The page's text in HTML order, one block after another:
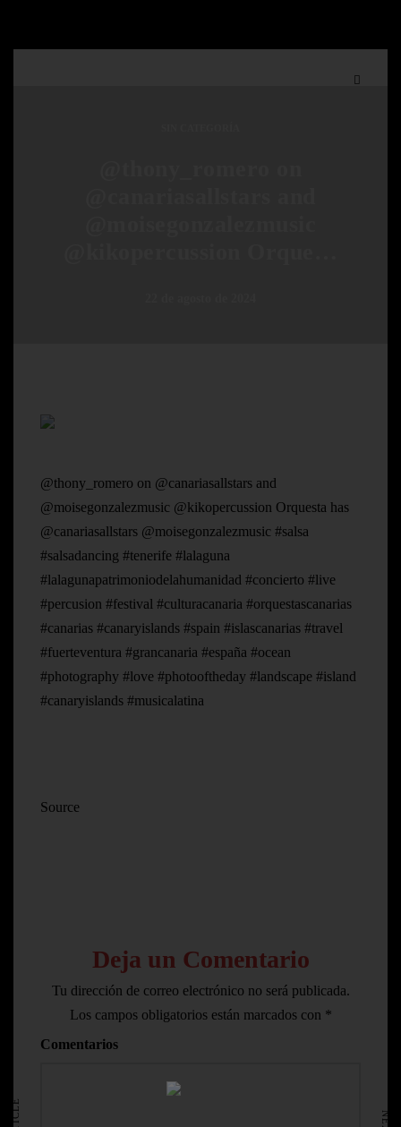
AVISO LEGAL
@thony_romero on @canariasallstars and
@moisegonzalezmusic @kikopercussion Orquesta has
@canariasallstars @moisegonzalezmusic #salsa
#salsadancing #tenerife #lalaguna
#lalagunapatrimoniodelahumanidad #concierto #live
#percusion #festival #culturacanaria #orquestascanarias
#canarias #canaryislands #spain #islascanarias #travel
#fuerteventura #grancanaria #españa #ocean
#photography #love #photooftheday #landscape #island
#canaryislands #musicalatina
Source
Deja un Comentario
Tu dirección de correo electrónico no será publicada.
Los campos obligatorios están marcados con *
Comentarios